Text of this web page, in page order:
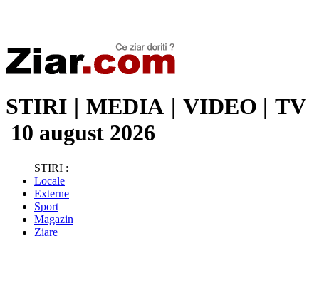
STIRI | MEDIA | VIDEO | TV
10 august 2026
STIRI :
Locale
Externe
Sport
Magazin
Ziare